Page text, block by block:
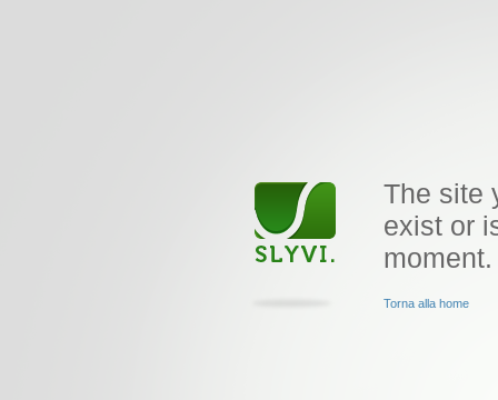
The site
exist or
moment.
Torna alla home